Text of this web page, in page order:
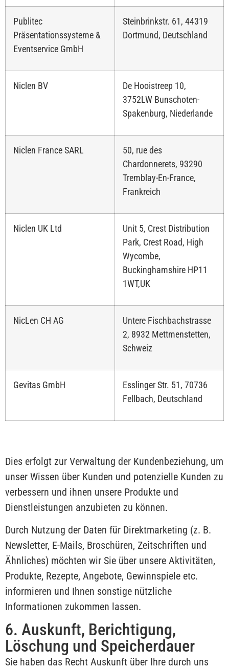
Publitec
Präsentationssysteme &
Eventservice GmbH
Steinbrinkstr. 61, 44319
Dortmund, Deutschland
Niclen BV
De Hooistreep 10,
3752LW Bunschoten-
Spakenburg, Niederlande
Niclen France SARL
50, rue des
Chardonnerets, 93290
Tremblay-En-France,
Frankreich
Niclen UK Ltd
Unit 5, Crest Distribution
Park, Crest Road, High
Wycombe,
Buckinghamshire HP11
1WT,UK
NicLen CH AG
Untere Fischbachstrasse
2, 8932 Mettmenstetten,
Schweiz
Gevitas GmbH
Esslinger Str. 51, 70736
Fellbach, Deutschland
Dies erfolgt zur Verwaltung der Kundenbeziehung, um
unser Wissen über Kunden und potenzielle Kunden zu
verbessern und ihnen unsere Produkte und
Dienstleistungen anzubieten zu können.
Durch Nutzung der Daten für Direktmarketing (z. B.
Newsletter, E-Mails, Broschüren, Zeitschriften und
Ähnliches) möchten wir Sie über unsere Aktivitäten,
Produkte, Rezepte, Angebote, Gewinnspiele etc.
informieren und Ihnen sonstige nützliche
Informationen zukommen lassen.
6. Auskunft, Berichtigung,
Löschung und Speicherdauer
Sie haben das Recht Auskunft über Ihre durch uns